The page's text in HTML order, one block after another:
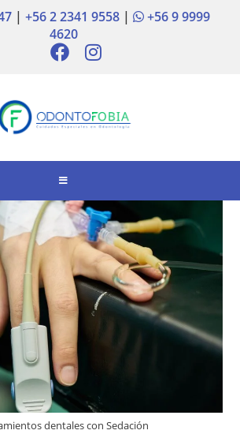
| +56 2 2341 9558 |
+56 9 9999
4620
dentales con Sedación